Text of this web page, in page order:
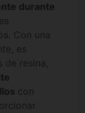
durante
Con una
es
de resina,
con